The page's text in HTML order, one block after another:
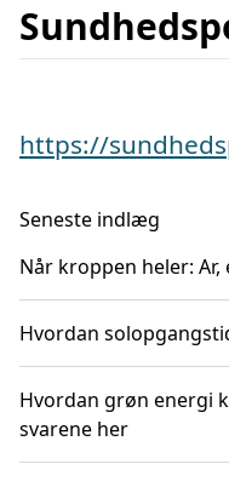
https://
Seneste indlæg
Når kroppen heler:
Hvordan
Hvordan grøn energi
svarene her